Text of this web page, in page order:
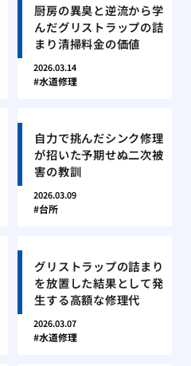
厨房の異臭と逆流から学
んだグリストラップの詰
まり清掃料金の価値
2026.03.14
水道修理
自力で挑んだシンク修理
が招いた予期せぬ二次被
害の教訓
2026.03.09
台所
グリストラップの詰まり
を放置した結果として発
生する高額な修理代
2026.03.07
水道修理